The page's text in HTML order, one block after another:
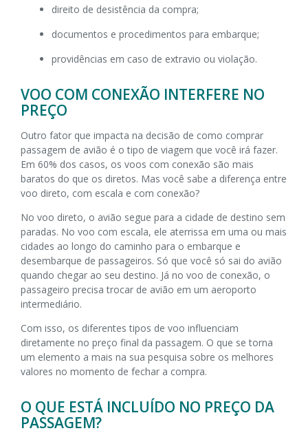
direito de desistência da compra;
documentos e procedimentos para embarque;
providências em caso de extravio ou violação.
VOO COM CONEXÃO INTERFERE NO
PREÇO
Outro fator que impacta na decisão de como comprar
passagem de avião é o tipo de viagem que você irá fazer.
Em 60% dos casos, os voos com conexão são mais
baratos do que os diretos. Mas você sabe a diferença entre
voo direto, com escala e com conexão?
No voo direto, o avião segue para a cidade de destino sem
paradas. No voo com escala, ele aterrissa em uma ou mais
cidades ao longo do caminho para o embarque e
desembarque de passageiros. Só que você só sai do avião
quando chegar ao seu destino. Já no voo de conexão, o
passageiro precisa trocar de avião em um aeroporto
intermediário.
Com isso, os diferentes tipos de voo influenciam
diretamente no preço final da passagem. O que se torna
um elemento a mais na sua pesquisa sobre os melhores
valores no momento de fechar a compra.
O QUE ESTÁ INCLUÍDO NO PREÇO DA
PASSAGEM?